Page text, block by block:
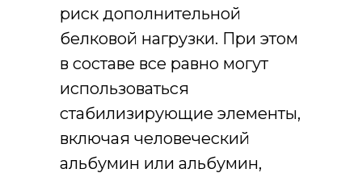
риск дополнительной
белковой нагрузки. При этом
в составе все равно могут
использоваться
стабилизирующие элементы,
включая человеческий
альбумин или альбумин,